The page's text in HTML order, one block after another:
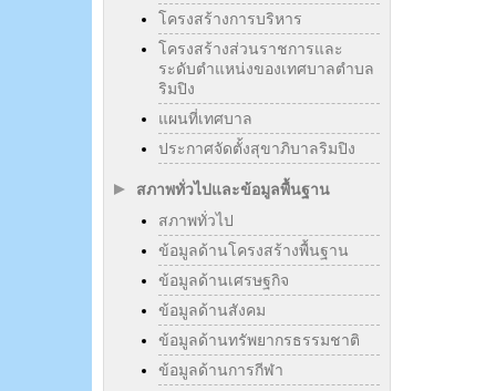
โครงสร้างการบริหาร
โครงสร้างส่วนราชการและ
ระดับตำแหน่งของเทศบาลตำบล
ริมปิง
แผนที่เทศบาล
ประกาศจัดตั้งสุขาภิบาลริมปิง
สภาพทั่วไปและข้อมูลพื้นฐาน
สภาพทั่วไป
ข้อมูลด้านโครงสร้างพื้นฐาน
ข้อมูลด้านเศรษฐกิจ
ข้อมูลด้านสังคม
ข้อมูลด้านทรัพยากรธรรมชาติ
ข้อมูลด้านการกีฬา